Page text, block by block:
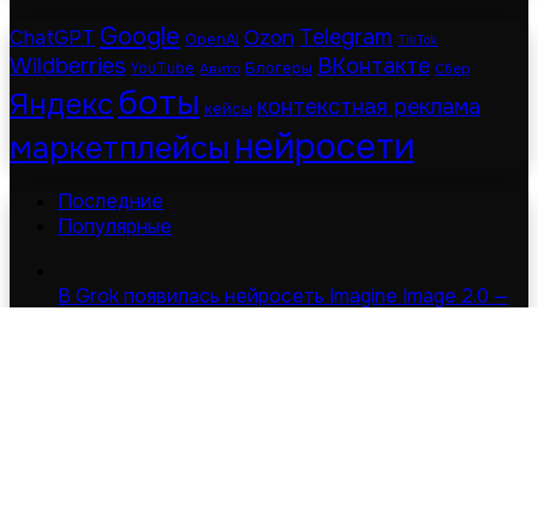
ChatGPT Google OpenAI Ozon Telegram TikTok
Wildberries YouTube Авито Блогеры ВКонтакте Сбер
Яндексботы кейсы контекстная реклама
маркетплейсы нейросети
Последние
Популярные
В Grok появилась нейросеть Imagine Image 2.0 —